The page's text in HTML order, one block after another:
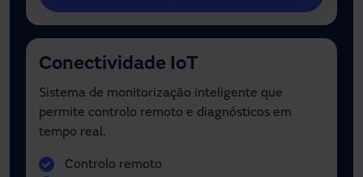
Conectividade IoT
Sistema de monitorização inteligente que
permite controlo remoto e diagnósticos em
tempo real.
Controlo remoto